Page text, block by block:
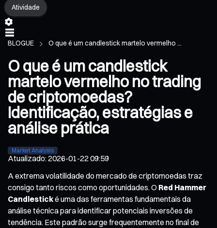
Atividade
BLOGUE O que é um candlestick martelo vermelho ...
O que é um candlestick
martelo vermelho no trading
de criptomoedas?
Identificação, estratégias e
análise prática
Market Analysis
Atualizado:2026-01-22 09:59
A extrema volatilidade do mercado de criptomoedas traz
consigo tanto riscos como oportunidades. O Red Hammer
Candlestické uma das ferramentas fundamentais da
análise técnica para identificar potenciais inversões de
tendência. Este padrão surge frequentemente no final de